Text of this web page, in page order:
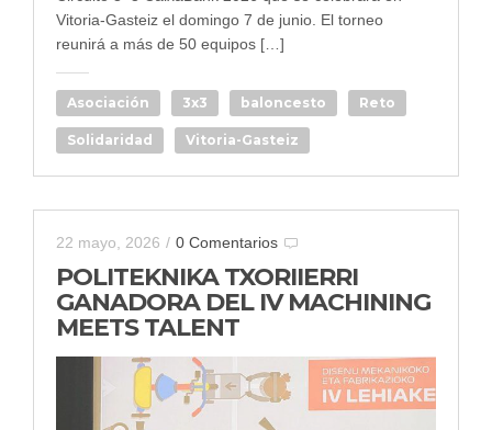
Vitoria-Gasteiz el domingo 7 de junio. El torneo
reunirá a más de 50 equipos […]
Asociación 3x3 baloncesto Reto
Solidaridad Vitoria-Gasteiz
22 mayo, 2026 / 0 Comentarios
POLITEKNIKA TXORIIERRI
GANADORA DEL IV MACHINING
MEETS TALENT